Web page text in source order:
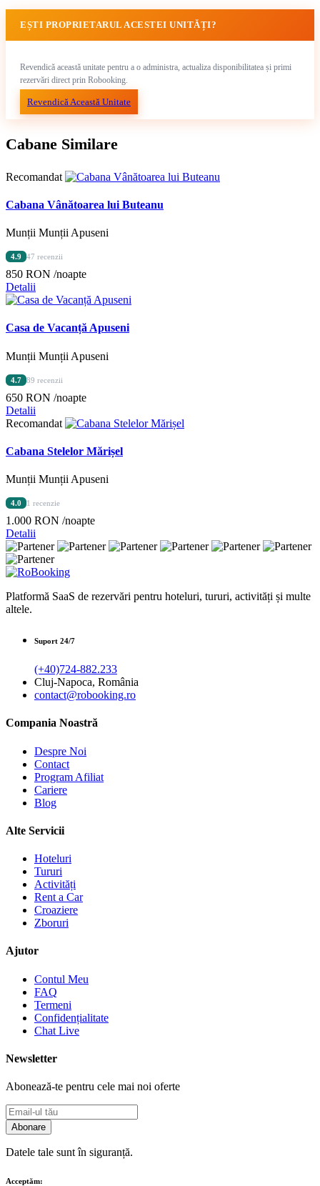
EȘTI PROPRIETARUL ACESTEI UNITĂȚI?
Revendică această unitate pentru a o administra, actualiza disponibilitatea și primi
rezervări direct prin Robooking.
Revendică Această Unitate
Cabane Similare
Recomandat
Cabana Vânătoarea lui Buteanu
Munții Munții Apuseni
4.9 47 recenzii
850 RON /noapte
Detalii
Casa de Vacanță Apuseni
Munții Munții Apuseni
4.7 89 recenzii
650 RON /noapte
Detalii
Recomandat
Cabana Stelelor Mărișel
Munții Munții Apuseni
4.0 1 recenzie
1.000 RON /noapte
Detalii
Platformă SaaS de rezervări pentru hoteluri, tururi, activități și multe
altele.
Suport 24/7
(+40)724-882.233
Cluj-Napoca, România
contact@robooking.ro
Compania Noastră
Despre Noi
Contact
Program Afiliat
Cariere
Blog
Alte Servicii
Hoteluri
Tururi
Activități
Rent a Car
Croaziere
Zboruri
Ajutor
Contul Meu
FAQ
Termeni
Confidențialitate
Chat Live
Newsletter
Abonează-te pentru cele mai noi oferte
Abonare
Datele tale sunt în siguranță.
Acceptăm: